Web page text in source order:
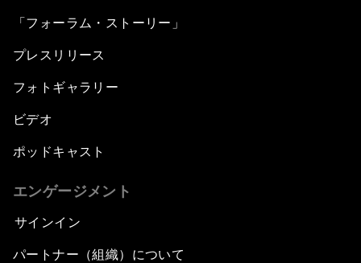
「フォーラム・ストーリー」
プレスリリース
フォトギャラリー
ビデオ
ポッドキャスト
エンゲージメント
サインイン
パートナー（組織）について